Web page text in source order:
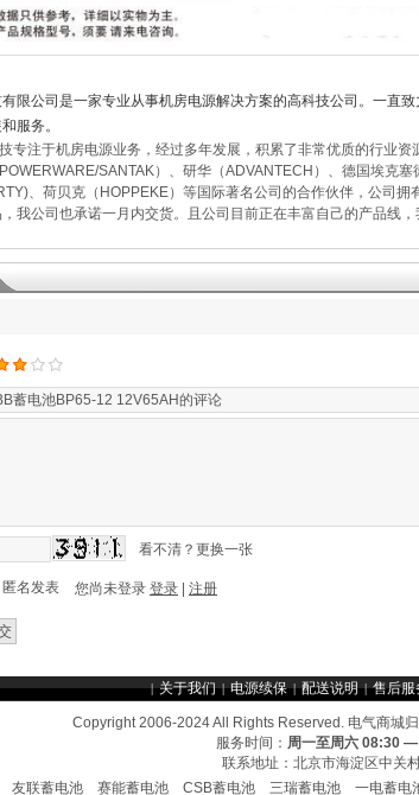
限公司是一家专业从事机房电源解决方案的高科技公司。一直
服务。
注于机房电源业务，经过多年发展，积累了非常优质的行业资
SANTAK）、研华（ADVANTECH）、德国埃克
、荷贝克（HOPPEKE）等国际著名公司的合作伙伴，公司
我公司也承诺一月内交货。且公司目前正在丰富自己的产品线
看不清？更换一张
匿名发表 您尚未登录 登录 注册
Copyright 2006-2024 All Rights Reserved. 电气商城
服务时间： 周一至周六 08:30
联系地址：北京市海淀区中关
|关于我们 |电源续保 |配送说明 |售后服
友联蓄电池 赛能蓄电池 CSB蓄电池 三瑞蓄电池 一电蓄电